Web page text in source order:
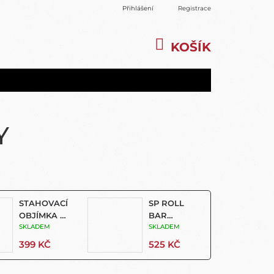
Přihlášení Registrace
KOŠÍK
KOŠÍK
STAHOVACÍ
OBJÍMKA S
OTOČNOU
HLAVOU
SKLADEM
399 KČ
SP ROLL
BAR
MOUNT
SKLADEM
525 KČ